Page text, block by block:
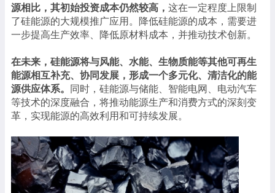
源相比，其初始投资成本仍然较高， 这在一定程度上限制
了硅能源的大规模推广应用。降低硅能源的成本，需要进
一步提高生产效率、降低原材料成本，并推动技术创新。
在未来，硅能源将与风能、水能、生物质能等其他可再生
能源相互补充、协同发展，形成一个多元化、清洁化的能
源供应体系。
同时，硅能源与储能、智能电网、电动汽车
等技术的深度融合，将推动能源生产和消费方式的深刻变
革，实现能源的高效利用和可持续发展。